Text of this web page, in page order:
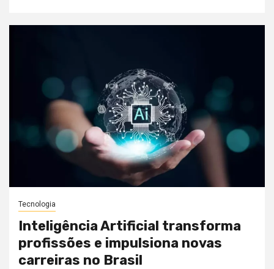
Tecnologia
Inteligência Artificial transforma
profissões e impulsiona novas
carreiras no Brasil